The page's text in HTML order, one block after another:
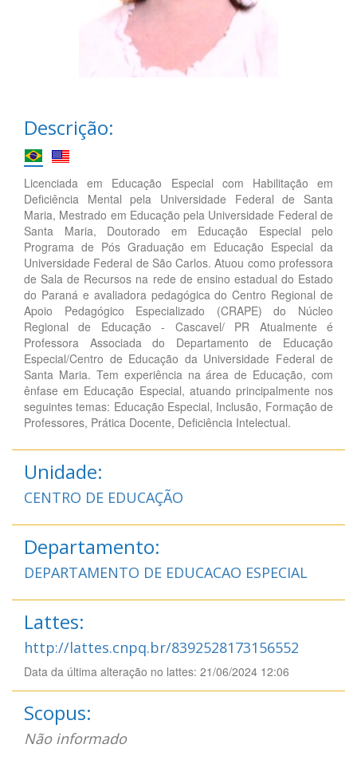
Descrição:
Licenciada em Educação Especial com Habilitação em
Deficiência Mental pela Universidade Federal de Santa
Maria, Mestrado em Educação pela Universidade Federal de
Santa Maria, Doutorado em Educação Especial pelo
Programa de Pós Graduação em Educação Especial da
Universidade Federal de São Carlos. Atuou como professora
de Sala de Recursos na rede de ensino estadual do Estado
do Paraná e avaliadora pedagógica do Centro Regional de
Apoio Pedagógico Especializado (CRAPE) do Núcleo
Regional de Educação - Cascavel/ PR Atualmente é
Professora Associada do Departamento de Educação
Especial/Centro de Educação da Universidade Federal de
Santa Maria. Tem experiência na área de Educação, com
ênfase em Educação Especial, atuando principalmente nos
seguintes temas: Educação Especial, Inclusão, Formação de
Professores, Prática Docente, Deficiência Intelectual.
Unidade:
CENTRO DE EDUCAÇÃO
Departamento:
DEPARTAMENTO DE EDUCACAO ESPECIAL
Lattes:
http://lattes.cnpq.br/8392528173156552
Data da última alteração no lattes: 21/06/2024 12:06
Scopus:
Não informado